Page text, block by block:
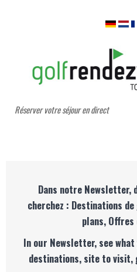
Réserver votre séjour en direct
Dans notre Newsletter,
cherchez : Destinations
plans,
In our Newsletter, see
destinations, site to visit,